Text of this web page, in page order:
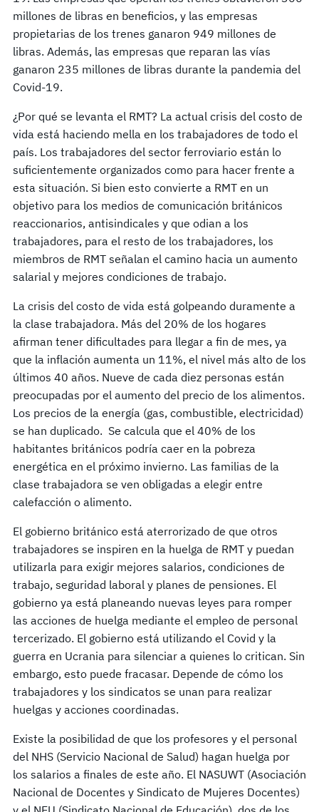
millones de libras en beneficios, y las empresas
propietarias de los trenes ganaron 949 millones de
libras. Además, las empresas que reparan las vías
ganaron 235 millones de libras durante la pandemia del
Covid-19.
¿Por qué se levanta el RMT? La actual crisis del costo de
vida está haciendo mella en los trabajadores de todo el
país. Los trabajadores del sector ferroviario están lo
suficientemente organizados como para hacer frente a
esta situación. Si bien esto convierte a RMT en un
objetivo para los medios de comunicación británicos
reaccionarios, antisindicales y que odian a los
trabajadores, para el resto de los trabajadores, los
miembros de RMT señalan el camino hacia un aumento
salarial y mejores condiciones de trabajo.
La crisis del costo de vida está golpeando duramente a
la clase trabajadora. Más del 20% de los hogares
afirman tener dificultades para llegar a fin de mes, ya
que la inflación aumenta un 11%, el nivel más alto de los
últimos 40 años. Nueve de cada diez personas están
preocupadas por el aumento del precio de los alimentos.
Los precios de la energía (gas, combustible, electricidad)
se han duplicado. Se calcula que el 40% de los
habitantes británicos podría caer en la pobreza
energética en el próximo invierno. Las familias de la
clase trabajadora se ven obligadas a elegir entre
calefacción o alimento.
El gobierno británico está aterrorizado de que otros
trabajadores se inspiren en la huelga de RMT y puedan
utilizarla para exigir mejores salarios, condiciones de
trabajo, seguridad laboral y planes de pensiones. El
gobierno ya está planeando nuevas leyes para romper
las acciones de huelga mediante el empleo de personal
tercerizado. El gobierno está utilizando el Covid y la
guerra en Ucrania para silenciar a quienes lo critican. Sin
embargo, esto puede fracasar. Depende de cómo los
trabajadores y los sindicatos se unan para realizar
huelgas y acciones coordinadas.
Existe la posibilidad de que los profesores y el personal
del NHS (Servicio Nacional de Salud) hagan huelga por
los salarios a finales de este año. El NASUWT (Asociación
Nacional de Docentes y Sindicato de Mujeres Docentes)